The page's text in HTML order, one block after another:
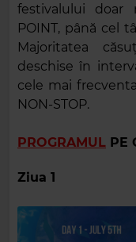
festivalului doar
POINT, până cel
Majoritatea
deschise în
cele mai
NON-STOP.
PROGRAMUL PE
Ziua 1